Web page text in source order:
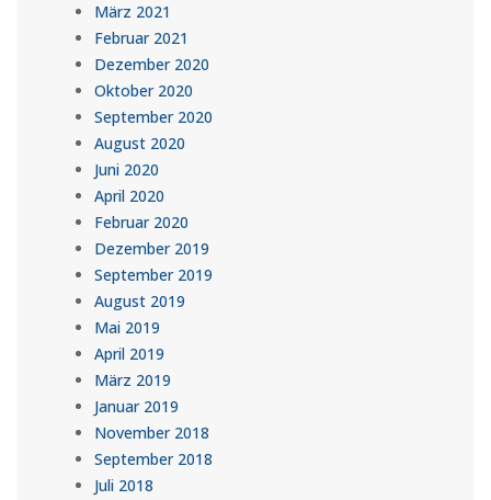
März 2021
Februar 2021
Dezember 2020
Oktober 2020
September 2020
August 2020
Juni 2020
April 2020
Februar 2020
Dezember 2019
September 2019
August 2019
Mai 2019
April 2019
März 2019
Januar 2019
November 2018
September 2018
Juli 2018